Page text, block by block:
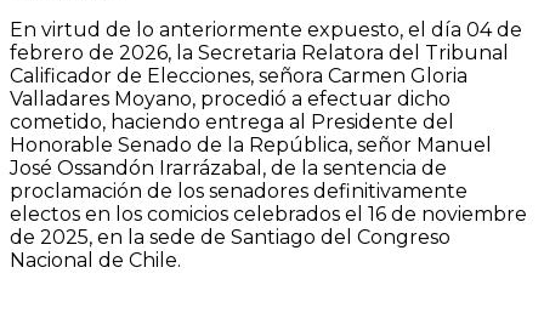
En virtud de lo anteriormente expuesto, el día 04 de
febrero de 2026, la Secretaria Relatora del Tribunal
Calificador de Elecciones, señora Carmen Gloria
Valladares Moyano, procedió a efectuar dicho
cometido, haciendo entrega al Presidente del
Honorable Senado de la República, señor Manuel
José Ossandón Irarrázabal, de la sentencia de
proclamación de los senadores definitivamente
electos en los comicios celebrados el 16 de noviembre
de 2025, en la sede de Santiago del Congreso
Nacional de Chile.